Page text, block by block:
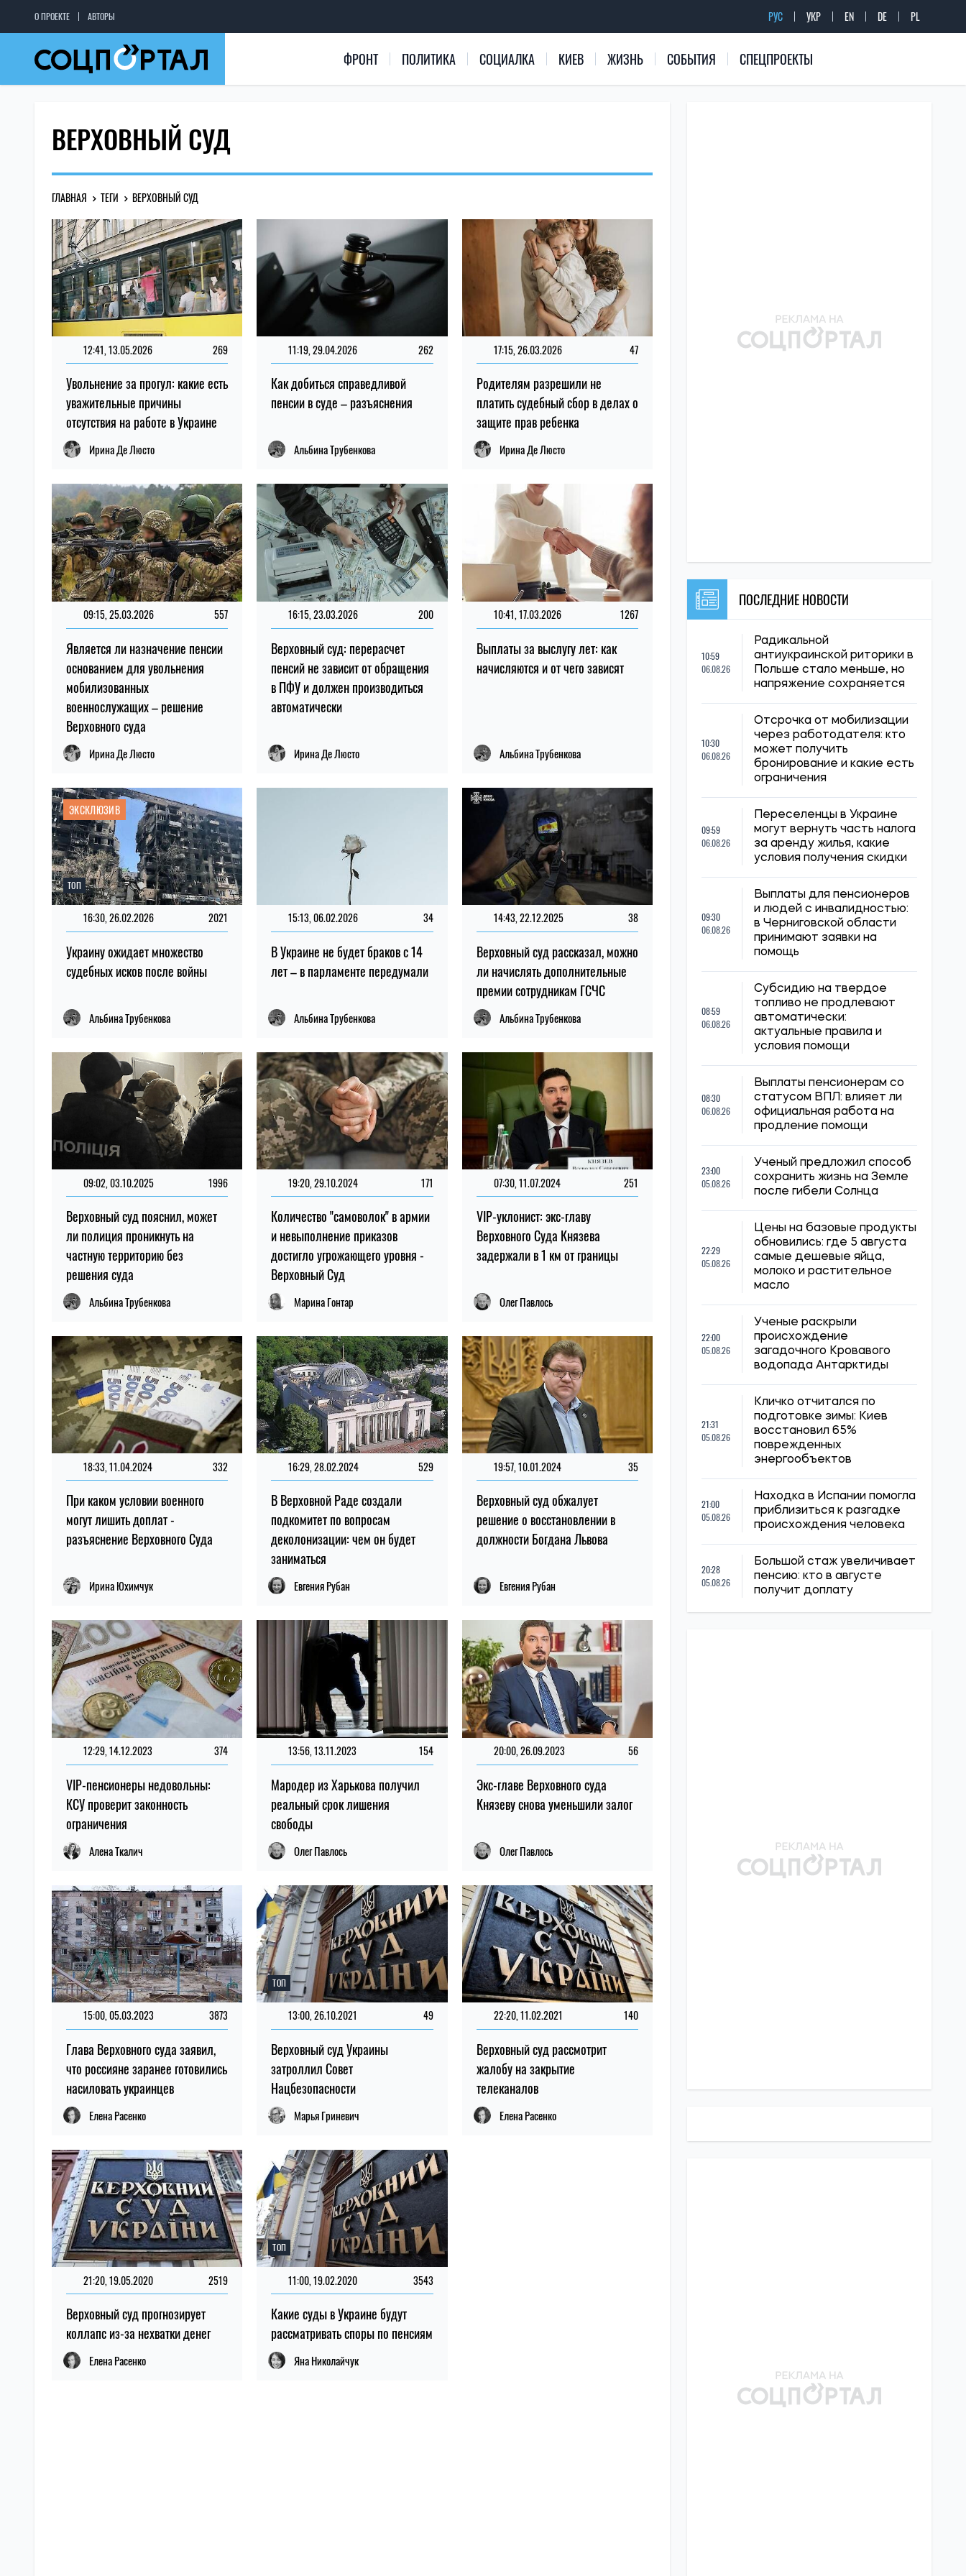
О ПРОЕКТЕ АВТОРЫ РУС УКР EN DE PL
ФРОНТ ПОЛИТИКА СОЦИАЛКА КИЕВ ЖИЗНЬ СОБЫТИЯ СПЕЦПРОЕКТЫ
ВЕРХОВНЫЙ СУД
ГЛАВНАЯ ТЕГИ ВЕРХОВНЫЙ СУД
12:41, 13.05.2026 269
Увольнение за прогул: какие есть
уважительные причины
отсутствия на работе в Украине
Ирина Де Люсто
11:19, 29.04.2026 262
Как добиться справедливой
пенсии в суде – разъяснения
Альбина Трубенкова
17:15, 26.03.2026 47
Родителям разрешили не
платить судебный сбор в делах о
защите прав ребенка
Ирина Де Люсто
09:15, 25.03.2026 557
Является ли назначение пенсии
основанием для увольнения
мобилизованных
военнослужащих – решение
Верховного суда
Ирина Де Люсто
16:15, 23.03.2026 200
Верховный суд: перерасчет
пенсий не зависит от обращения
в ПФУ и должен производиться
автоматически
Ирина Де Люсто
10:41, 17.03.2026 1267
Выплаты за выслугу лет: как
начисляются и от чего зависят
Альбина Трубенкова
ТОП
ЭКСКЛЮЗИВ
16:30, 26.02.2026 2021
Украину ожидает множество
судебных исков после войны
Альбина Трубенкова
15:13, 06.02.2026 34
В Украине не будет браков с 14
лет – в парламенте передумали
Альбина Трубенкова
14:43, 22.12.2025 38
Верховный суд рассказал, можно
ли начислять дополнительные
премии сотрудникам ГСЧС
Альбина Трубенкова
09:02, 03.10.2025 1996
Верховный суд пояснил, может
ли полиция проникнуть на
частную территорию без
решения суда
Альбина Трубенкова
19:20, 29.10.2024 171
Количество "самоволок" в армии
и невыполнение приказов
достигло угрожающего уровня -
Верховный Суд
Марина Гонтар
07:30, 11.07.2024 251
VIP-уклонист: экс-главу
Верховного Суда Князева
задержали в 1 км от границы
Олег Павлось
18:33, 11.04.2024 332
При каком условии военного
могут лишить доплат -
разъяснение Верховного Суда
Ирина Юхимчук
16:29, 28.02.2024 529
В Верховной Раде создали
подкомитет по вопросам
деколонизации: чем он будет
заниматься
Евгения Рубан
19:57, 10.01.2024 35
Верховный суд обжалует
решение о восстановлении в
должности Богдана Львова
Евгения Рубан
12:29, 14.12.2023 374
VIP-пенсионеры недовольны:
КСУ проверит законность
ограничения
Алена Ткалич
13:56, 13.11.2023 154
Мародер из Харькова получил
реальный срок лишения
свободы
Олег Павлось
20:00, 26.09.2023 56
Экс-главе Верховного суда
Князеву снова уменьшили залог
Олег Павлось
15:00, 05.03.2023 3873
Глава Верховного суда заявил,
что россияне заранее готовились
насиловать украинцев
Елена Расенко
ТОП
13:00, 26.10.2021 49
Верховный суд Украины
затроллил Совет
Нацбезопасности
Марья Гриневич
22:20, 11.02.2021 140
Верховный суд рассмотрит
жалобу на закрытие
телеканалов
Елена Расенко
21:20, 19.05.2020 2519
Верховный суд прогнозирует
коллапс из-за нехватки денег
Елена Расенко
ТОП
11:00, 19.02.2020 3543
Какие суды в Украине будут
рассматривать споры по пенсиям
Яна Николайчук
ПОСЛЕДНИЕ НОВОСТИ
10:59
06.08.26
Радикальной
антиукраинской риторики в
Польше стало меньше, но
напряжение сохраняется
10:30
06.08.26
Отсрочка от мобилизации
через работодателя: кто
может получить
бронирование и какие есть
ограничения
09:59
06.08.26
Переселенцы в Украине
могут вернуть часть налога
за аренду жилья, какие
условия получения скидки
09:30
06.08.26
Выплаты для пенсионеров
и людей с инвалидностью:
в Черниговской области
принимают заявки на
помощь
08:59
06.08.26
Субсидию на твердое
топливо не продлевают
автоматически:
актуальные правила и
условия помощи
08:30
06.08.26
Выплаты пенсионерам со
статусом ВПЛ: влияет ли
официальная работа на
продление помощи
23:00
05.08.26
Ученый предложил способ
сохранить жизнь на Земле
после гибели Солнца
22:29
05.08.26
Цены на базовые продукты
обновились: где 5 августа
самые дешевые яйца,
молоко и растительное
масло
22:00
05.08.26
Ученые раскрыли
происхождение
загадочного Кровавого
водопада Антарктиды
21:31
05.08.26
Кличко отчитался по
подготовке зимы: Киев
восстановил 65%
поврежденных
энергообъектов
21:00
05.08.26
Находка в Испании помогла
приблизиться к разгадке
происхождения человека
20:28
05.08.26
Большой стаж увеличивает
пенсию: кто в августе
получит доплату